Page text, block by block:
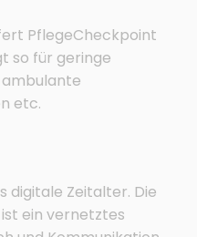
Pflege­Checkpoint
so für geringe
etc.
digitale Zeitalter. Die
ein vernetztes